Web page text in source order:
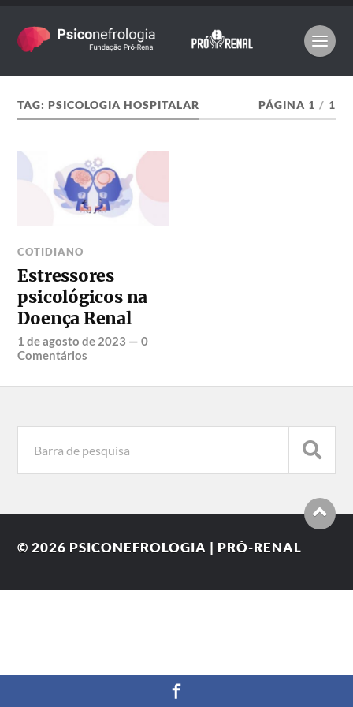
TAG:PSICOLOGIA HOSPITALAR PÁGINA 1 / 1
COTIDIANO
Estressores
psicológicos na
Doença Renal
1 de agosto de 2023 —0
Comentários
© 2026 PSICONEFROLOGIA | PRÓ-RENAL